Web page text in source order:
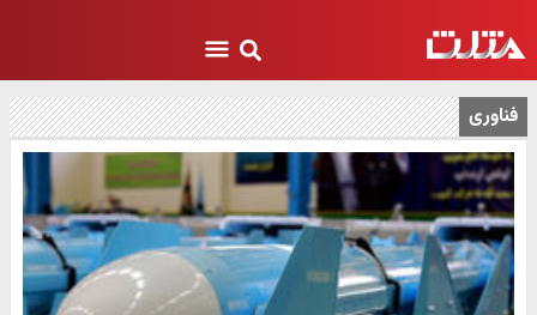
فناوری